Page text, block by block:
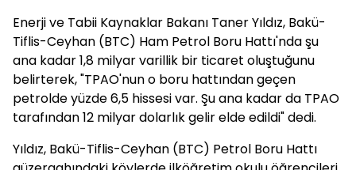
Enerji ve Tabii Kaynaklar Bakanı Taner Yıldız, Bakü-
Tiflis-Ceyhan (BTC) Ham Petrol Boru Hattı'nda şu
ana kadar 1,8 milyar varillik bir ticaret oluştuğunu
belirterek, "TPAO'nun o boru hattından geçen
petrolde yüzde 6,5 hissesi var. Şu ana kadar da TPAO
tarafından 12 milyar dolarlık gelir elde edildi" dedi.
Yıldız, Bakü-Tiflis-Ceyhan (BTC) Petrol Boru Hattı